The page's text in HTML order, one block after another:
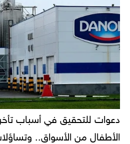
دعوات للتحقيق في أسباب
الأطفال من الأسواق..